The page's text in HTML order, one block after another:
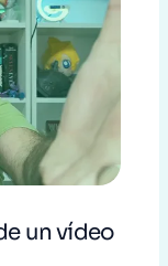
un vídeo